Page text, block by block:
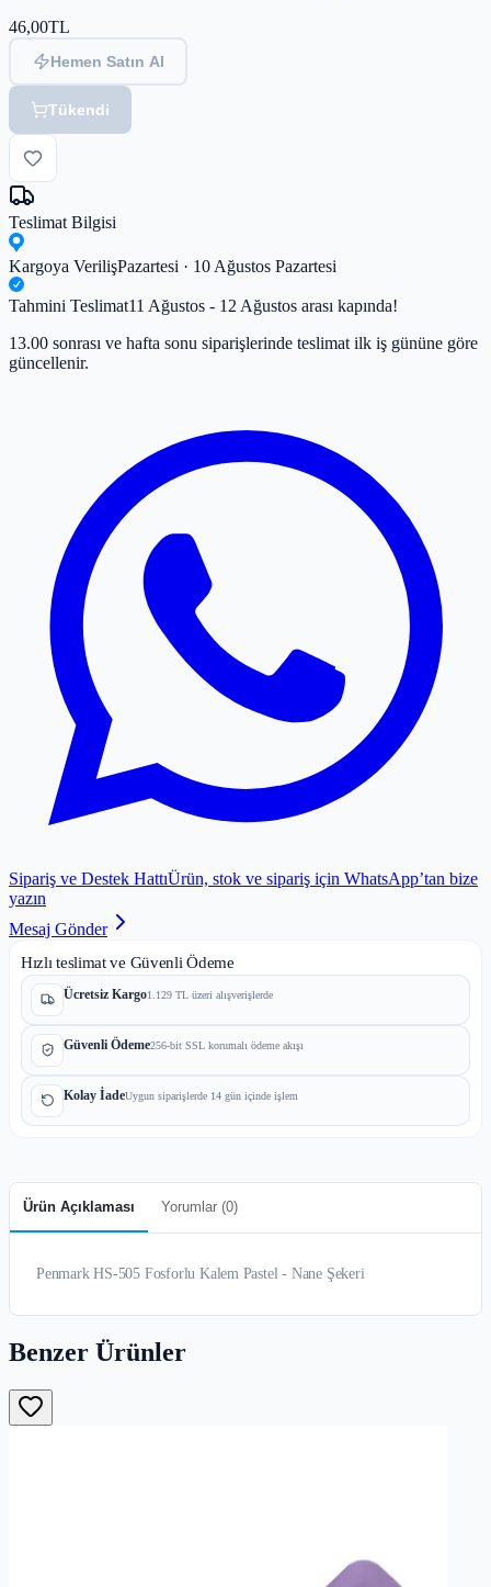
46,00TL
Hemen Satın Al
Tükendi
Teslimat Bilgisi
Kargoya VerilişPazartesi · 10 Ağustos Pazartesi
Tahmini Teslimat11 Ağustos - 12 Ağustos arası kapında!
13.00 sonrası ve hafta sonu siparişlerinde teslimat ilk iş gününe göre
güncellenir.
Sipariş ve Destek HattıÜrün, stok ve sipariş için WhatsApp’tan bize
yazın
Mesaj Gönder
Hızlı teslimat ve Güvenli Ödeme
Ücretsiz Kargo1.129 TL üzeri alışverişlerde
Güvenli Ödeme256-bit SSL korumalı ödeme akışı
Kolay İadeUygun siparişlerde 14 gün içinde işlem
Ürün Açıklaması Yorumlar (0)
Penmark HS-505 Fosforlu Kalem Pastel - Nane Şekeri
Benzer Ürünler